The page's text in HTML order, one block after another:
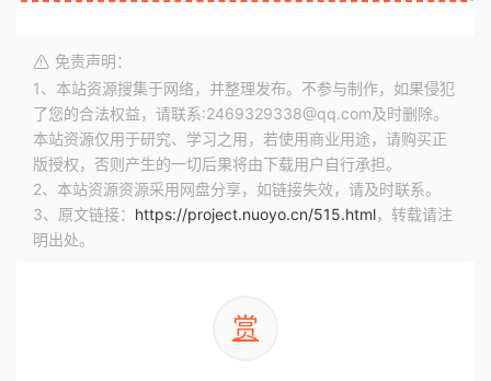
免责声明：
1、本站资源搜集于网络，并整理发布。不参与制作，如果侵犯
了您的合法权益，请联系:2469329338@qq.com及时删除。
本站资源仅用于研究、学习之用，若使用商业用途，请购买正
版授权，否则产生的一切后果将由下载用户自行承担。
2、本站资源资源采用网盘分享，如链接失效，请及时联系。
3、原文链接： https://project.nuoyo.cn/515.html，转载请注
明出处。
赏